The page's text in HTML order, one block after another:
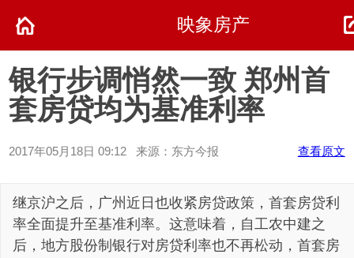
映象房产
银行步调悄然一致 郑州首
套房贷均为基准利率
2017年05月18日 09:12 来源：东方今报 查看原文
继京沪之后，广州近日也收紧房贷政策，首套房贷利
率全面提升至基准利率。这意味着，自工农中建之
后，地方股份制银行对房贷利率也不再松动，首套房